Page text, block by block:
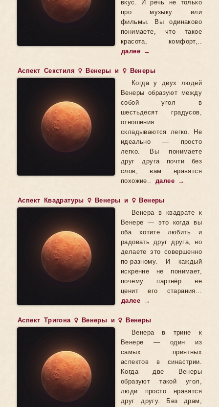
вкус. И речь не только
про музыку или
фильмы. Вы одинаково
понимаете, что такое
красота, комфорт,..
далее →
Аспект Секстиля ♀ Венеры и ♀ Венеры
Когда у двух людей
Венеры образуют между
собой угол в
шестьдесят градусов,
отношения
складываются легко. Не
идеально — просто
легко. Вы понимаете
друг друга почти без
слов, вам нравятся
похожие.. далее →
Аспект Квадратуры ♀ Венеры и ♀ Венеры
Венера в квадрате к
Венере — это когда вы
оба хотите любить и
радовать друг друга, но
делаете это совершенно
по-разному. И каждый
искренне не понимает,
почему партнёр не
ценит его старания...
далее →
Аспект Тригона ♀ Венеры и ♀ Венеры
Венера в трине к
Венере — один из
самых приятных
аспектов в синастрии.
Когда две Венеры
образуют такой угол,
люди просто нравятся
друг другу. Без драм,